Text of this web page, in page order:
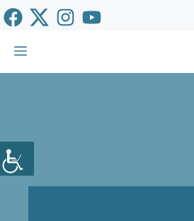
Saltar
al
contenido
Menú